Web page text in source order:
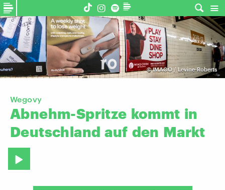
©IMAGO / Levine-Roberts
Wegovy
Abnehm-Spritze kommt in
Deutschland auf den Markt